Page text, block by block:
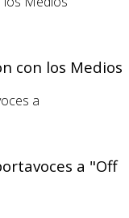
con los Medios
a "Off